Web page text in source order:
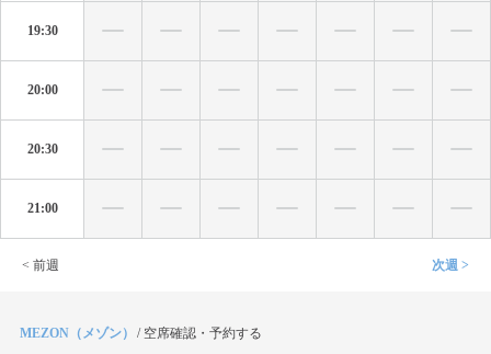
19:30
20:00
20:30
21:00
< 前週 次週 >
MEZON（メゾン） / 空席確認・予約する